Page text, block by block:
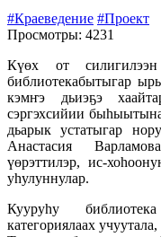
#Краеведение #Проект
Просмотры: 4231
Күөх от
библиотекабытыгар
кэмҥэ дьиэҕэ
сэргэхсийии
дьарык устатыгар
Анастасия
үөрэттилэр, ис-
уһулуннулар.
Кууруһу
категориялаах